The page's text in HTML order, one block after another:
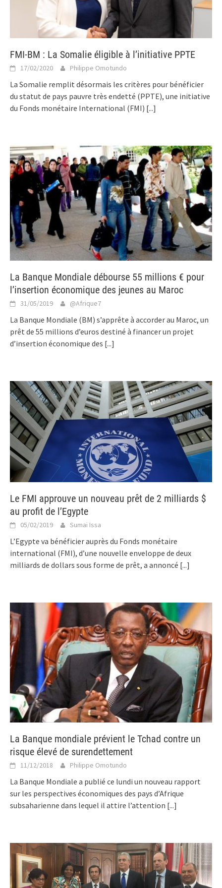
FMI-BM : La Somalie éligible à l’initiative PPTE
17/02/2020 Philippe Omotundo
La Somalie remplit désormais les critères pour bénéficier
du statut de pays pauvre très endetté (PPTE), une initiative
du Fonds monétaire International (FMI) [...]
La Banque Mondiale débourse 55 millions € pour
l’insertion économique des jeunes au Maroc
31/05/2019 @Afrique7
La Banque Mondiale (BM) s’apprête à accorder au Maroc, un
prêt de 55 millions d’euros destiné à financer un projet
d’insertion économique des [...]
Le FMI approuve un nouveau prêt de 2 milliards $
au profit de l’Egypte
05/02/2019 Sumai Issa
L’Egypte va bénéficier auprès du Fonds monétaire
international (FMI), d’une nouvelle enveloppe de deux
milliards de dollars sous forme de prêt, a annoncé [...]
La Banque mondiale prévient le Tchad contre un
risque élevé de surendettement
11/12/2018 Philippe Omotundo
La Banque Mondiale a publié ce lundi un nouveau rapport
sur les perspectives économiques des pays d’Afrique
subsaharienne dans lequel il attire l’attention [...]